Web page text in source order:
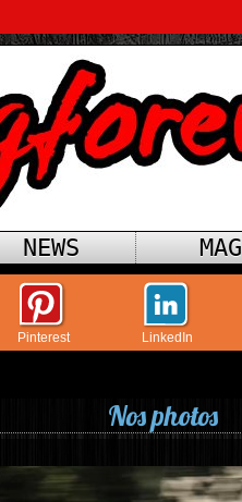
NEWS MAG
Pinterest LinkedIn
Nos photos